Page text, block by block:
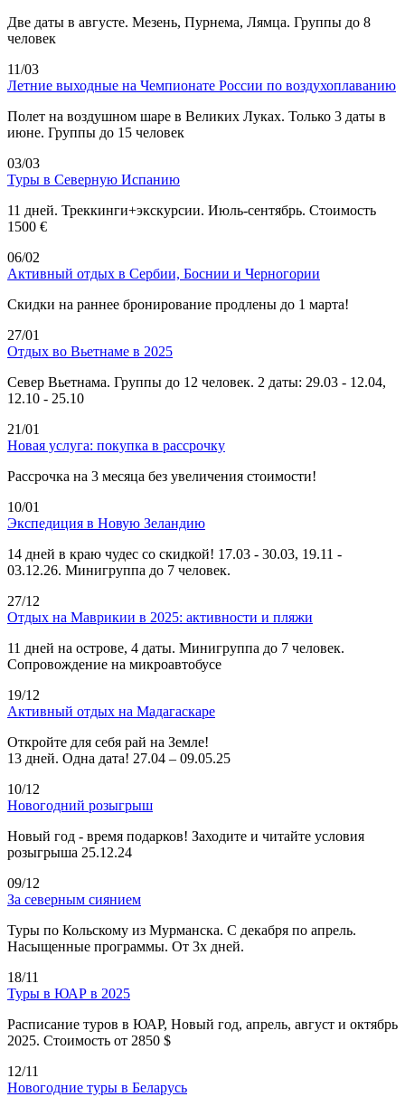
Две даты в августе. Мезень, Пурнема, Лямца. Группы до 8
человек
11/03
Летние выходные на Чемпионате России по воздухоплаванию
Полет на воздушном шаре в Великих Луках. Только 3 даты в
июне. Группы до 15 человек
03/03
Туры в Северную Испанию
11 дней. Треккинги+экскурсии. Июль-сентябрь. Стоимость
1500 €
06/02
Активный отдых в Сербии, Боснии и Черногории
Скидки на раннее бронирование продлены до 1 марта!
27/01
Отдых во Вьетнаме в 2025
Север Вьетнама. Группы до 12 человек. 2 даты: 29.03 - 12.04,
12.10 - 25.10
21/01
Новая услуга: покупка в рассрочку
Рассрочка на 3 месяца без увеличения стоимости!
10/01
Экспедиция в Новую Зеландию
14 дней в краю чудес со скидкой! 17.03 - 30.03, 19.11 -
03.12.26. Минигруппа до 7 человек.
27/12
Отдых на Маврикии в 2025: активности и пляжи
11 дней на острове, 4 даты. Минигруппа до 7 человек.
Сопровождение на микроавтобусе
19/12
Активный отдых на Мадагаскаре
Откройте для себя рай на Земле!
13 дней. Одна дата! 27.04 – 09.05.25
10/12
Новогодний розыгрыш
Новый год - время подарков! Заходите и читайте условия
розыгрыша 25.12.24
09/12
За северным сиянием
Туры по Кольскому из Мурманска. С декабря по апрель.
Насыщенные программы. От 3х дней.
18/11
Туры в ЮАР в 2025
Расписание туров в ЮАР, Новый год, апрель, август и октябрь
2025. Стоимость от 2850 $
12/11
Новогодние туры в Беларусь